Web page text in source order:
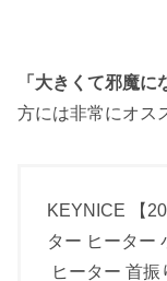
「大きくて邪魔
方には非常にオス
KEYNICE 【
ター ヒーター
ヒーター 首